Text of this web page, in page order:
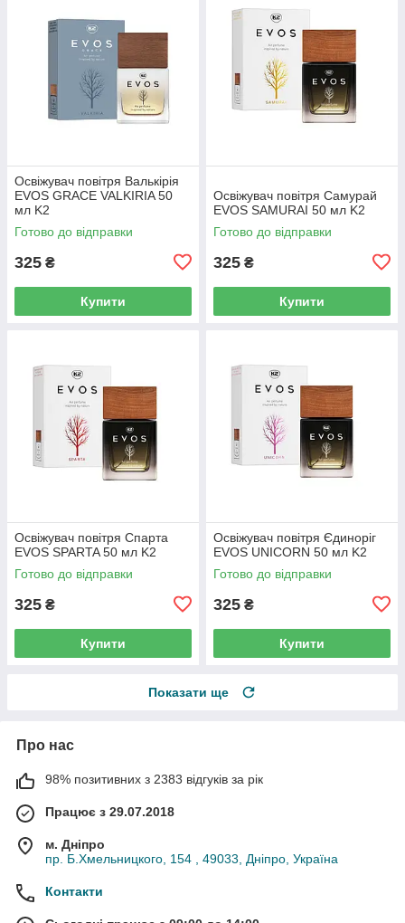
Освіжувач повітря Валькірія
EVOS GRACE VALKIRIA 50
мл K2
Готово до відправки
325 ₴
Купити
Освіжувач повітря Самурай
EVOS SAMURAI 50 мл K2
Готово до відправки
325 ₴
Купити
Освіжувач повітря Спарта
EVOS SPARTA 50 мл K2
Готово до відправки
325 ₴
Купити
Освіжувач повітря Єдиноріг
EVOS UNICORN 50 мл K2
Готово до відправки
325 ₴
Купити
Показати ще
Про нас
98% позитивних з 2383 відгуків за рік
Працює з 29.07.2018
м. Дніпро
пр. Б.Хмельницкого, 154 , 49033, Дніпро, Україна
Контакти